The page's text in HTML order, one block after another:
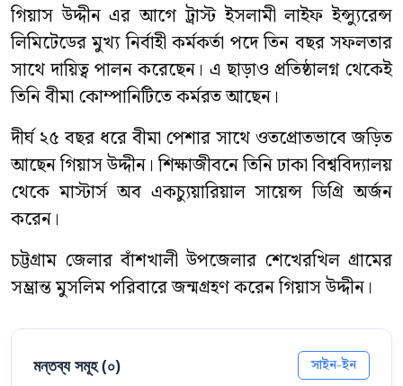
গিয়াস উদ্দীন এর আগে ট্রাস্ট ইসলামী লাইফ ইন্স্যুরেন্স
লিমিটেডের মুখ্য নির্বাহী কর্মকর্তা পদে তিন বছর সফলতার
সাথে দায়িত্ব পালন করেছেন। এ ছাড়াও প্রতিষ্ঠালগ্ন থেকেই
তিনি বীমা কোম্পানিটিতে কর্মরত আছেন।
দীর্ঘ ২৫ বছর ধরে বীমা পেশার সাথে ওতপ্রোতভাবে জড়িত
আছেন গিয়াস উদ্দীন। শিক্ষাজীবনে তিনি ঢাকা বিশ্ববিদ্যালয়
থেকে মাস্টার্স অব একচ্যুয়ারিয়াল সায়েন্স ডিগ্রি অর্জন
করেন।
চট্টগ্রাম জেলার বাঁশখালী উপজেলার শেখেরখিল গ্রামের
সম্ভ্রান্ত মুসলিম পরিবারে জন্মগ্রহণ করেন গিয়াস উদ্দীন।
মন্তব্য সমূহ (০) সাইন-ইন